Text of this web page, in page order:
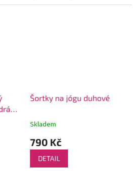
Šortky na jógu duhové
Skladem
790 Kč
DETAIL